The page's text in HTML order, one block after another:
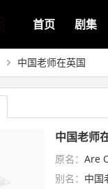
首页 剧集
中国老师在英国
中国老师
原名： Are
别名： 中国